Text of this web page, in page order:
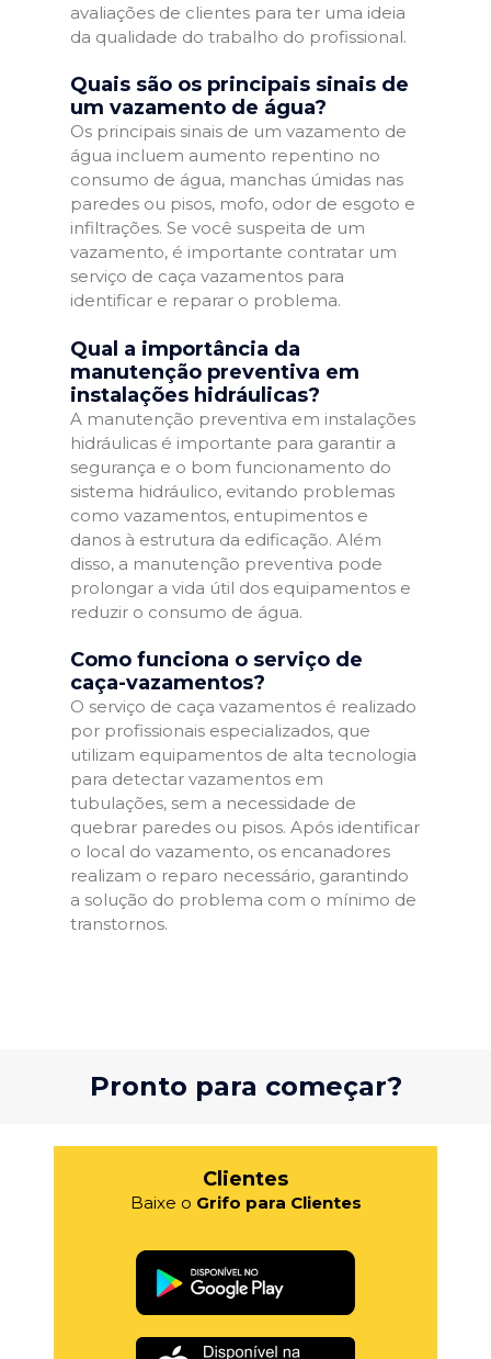
avaliações de clientes para ter uma ideia
da qualidade do trabalho do profissional.
Quais são os principais sinais de
um vazamento de água?
Os principais sinais de um vazamento de
água incluem aumento repentino no
consumo de água, manchas úmidas nas
paredes ou pisos, mofo, odor de esgoto e
infiltrações. Se você suspeita de um
vazamento, é importante contratar um
serviço de caça vazamentos para
identificar e reparar o problema.
Qual a importância da
manutenção preventiva em
instalações hidráulicas?
A manutenção preventiva em instalações
hidráulicas é importante para garantir a
segurança e o bom funcionamento do
sistema hidráulico, evitando problemas
como vazamentos, entupimentos e
danos à estrutura da edificação. Além
disso, a manutenção preventiva pode
prolongar a vida útil dos equipamentos e
reduzir o consumo de água.
Como funciona o serviço de
caça-vazamentos?
O serviço de caça vazamentos é realizado
por profissionais especializados, que
utilizam equipamentos de alta tecnologia
para detectar vazamentos em
tubulações, sem a necessidade de
quebrar paredes ou pisos. Após identificar
o local do vazamento, os encanadores
realizam o reparo necessário, garantindo
a solução do problema com o mínimo de
transtornos.
Pronto para começar?
Clientes
Baixe o Grifo para Clientes